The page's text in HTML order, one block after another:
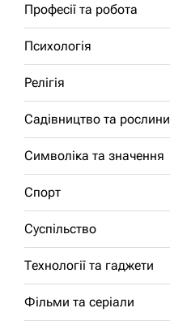
Професії та робота
Психологія
Релігія
Садівництво та рослини
Символіка та значення
Спорт
Суспільство
Технології та гаджети
Фільми та серіали